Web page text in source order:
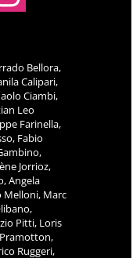
Bellora,
Calipari,
Ciambi,
Leo
Farinella,
Fabio
Jorrioz,
Angela
Melloni, Marc
Pitti, Loris
Ruggeri,